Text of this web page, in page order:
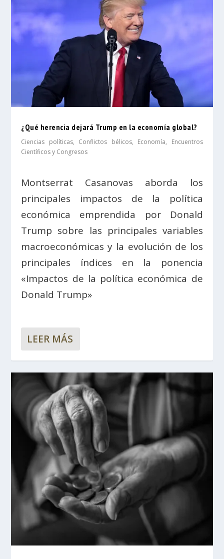
¿Qué herencia dejará Trump en la economía global?
Ciencias políticas, Conflictos bélicos, Economía, Encuentros
Científicos y Congresos
Montserrat Casanovas aborda los
principales impactos de la política
económica emprendida por Donald
Trump sobre las principales variables
macroeconómicas y la evolución de los
principales índices en la ponencia
«Impactos de la política económica de
Donald Trump»
LEER MÁS